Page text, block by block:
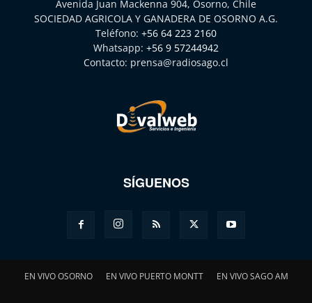
Avenida Juan Mackenna 904, Osorno, Chile
SOCIEDAD AGRICOLA Y GANADERA DE OSORNO A.G.
Teléfono: +56 64 223 2160
Whatsapp: +56 9 57244942
Contacto: prensa@radiosago.cl
SÍGUENOS
EN VIVO OSORNO EN VIVO PUERTO MONTT EN VIVO SAGO AM